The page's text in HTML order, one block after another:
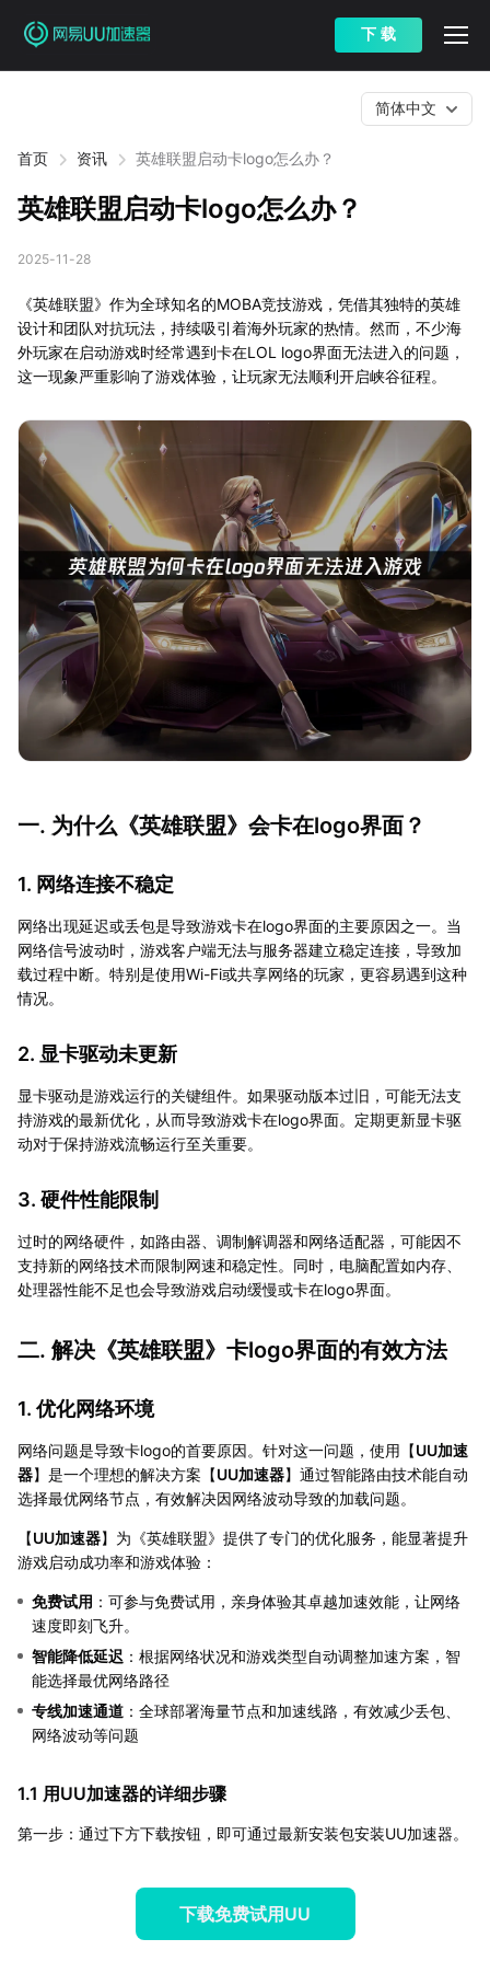
下 载
首页 资讯 英雄联盟启动卡logo怎么办？
简体中文
英雄联盟启动卡logo怎么办？
2025-11-28
《英雄联盟》作为全球知名的MOBA竞技游戏，凭借其独特的英雄
设计和团队对抗玩法，持续吸引着海外玩家的热情。然而，不少海
外玩家在启动游戏时经常遇到卡在LOL logo界面无法进入的问题，
这一现象严重影响了游戏体验，让玩家无法顺利开启峡谷征程。
一. 为什么《英雄联盟》会卡在logo界面？
1. 网络连接不稳定
网络出现延迟或丢包是导致游戏卡在logo界面的主要原因之一。当
网络信号波动时，游戏客户端无法与服务器建立稳定连接，导致加
载过程中断。特别是使用Wi-Fi或共享网络的玩家，更容易遇到这种
情况。
2. 显卡驱动未更新
显卡驱动是游戏运行的关键组件。如果驱动版本过旧，可能无法支
持游戏的最新优化，从而导致游戏卡在logo界面。定期更新显卡驱
动对于保持游戏流畅运行至关重要。
3. 硬件性能限制
过时的网络硬件，如路由器、调制解调器和网络适配器，可能因不
支持新的网络技术而限制网速和稳定性。同时，电脑配置如内存、
处理器性能不足也会导致游戏启动缓慢或卡在logo界面。
二. 解决《英雄联盟》卡logo界面的有效方法
1. 优化网络环境
网络问题是导致卡logo的首要原因。针对这一问题，使用【UU加速
器】是一个理想的解决方案【UU加速器】通过智能路由技术能自动
选择最优网络节点，有效解决因网络波动导致的加载问题。
【UU加速器】为《英雄联盟》提供了专门的优化服务，能显著提升
游戏启动成功率和游戏体验：
免费试用 ：可参与免费试用，亲身体验其卓越加速效能，让网络
速度即刻飞升。
智能降低延迟 ：根据网络状况和游戏类型自动调整加速方案，智
能选择最优网络路径
专线加速通道 ：全球部署海量节点和加速线路，有效减少丢包、
网络波动等问题
1.1 用UU加速器的详细步骤
第一步：通过下方下载按钮，即可通过最新安装包安装UU加速器。
下载免费试用UU